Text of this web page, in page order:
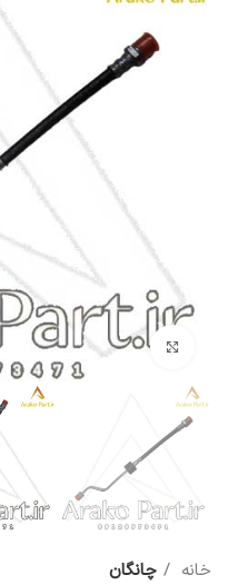
برای بزرگنمایی کلیک کنید
خانه چانگان